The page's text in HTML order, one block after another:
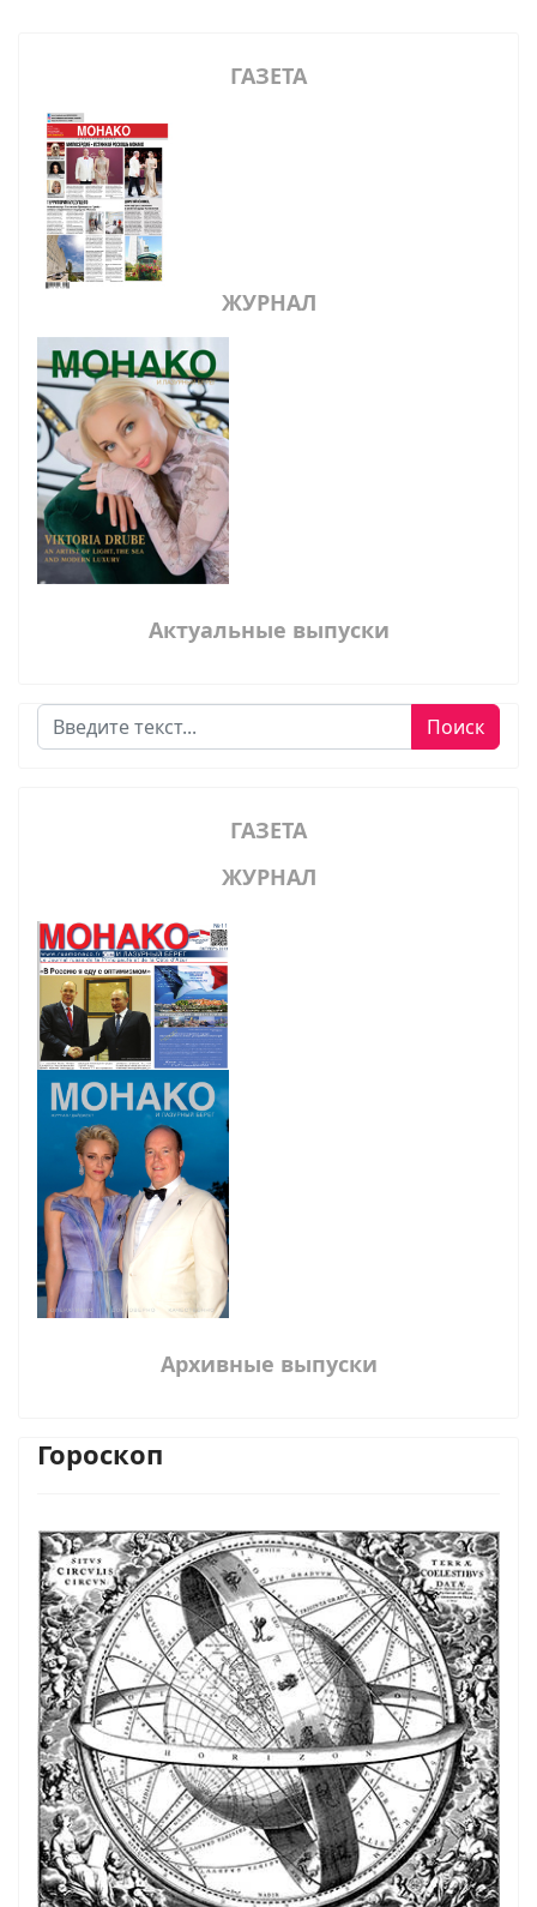
ГАЗЕТА
ЖУРНАЛ
Актуальные выпуски
Поиск Поиск
ГАЗЕТА
ЖУРНАЛ
Архивные выпуски
Гороскоп